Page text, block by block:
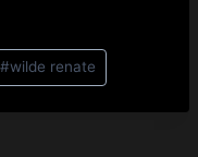
#wilde renate